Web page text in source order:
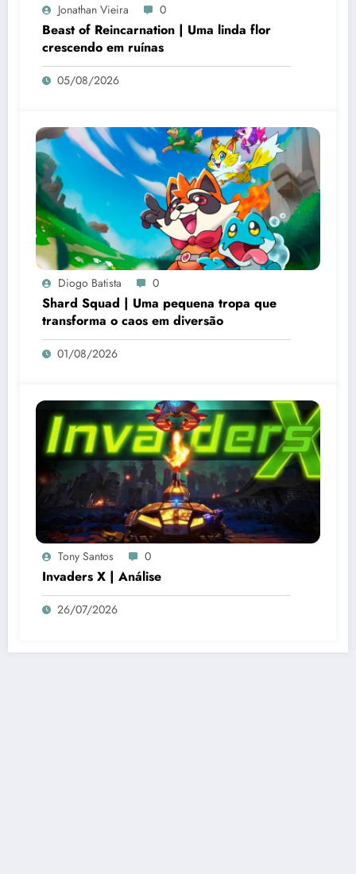
Jonathan Vieira 0
Beast of Reincarnation | Uma linda flor
crescendo em ruínas
05/08/2026
Diogo Batista 0
Shard Squad | Uma pequena tropa que
transforma o caos em diversão
01/08/2026
Tony Santos 0
Invaders X | Análise
26/07/2026